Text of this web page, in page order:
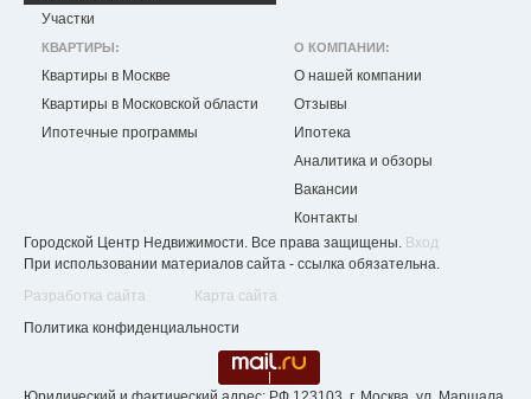
Участки
КВАРТИРЫ:
Квартиры в Москве
Квартиры в Московской области
Ипотечные программы
О КОМПАНИИ:
О нашей компании
Отзывы
Ипотека
Аналитика и обзоры
Вакансии
Контакты
Городской Центр Недвижимости. Все права защищены. Вход
При использовании материалов сайта - ссылка обязательна.
Разработка сайта
Карта сайта
Политика конфиденциальности